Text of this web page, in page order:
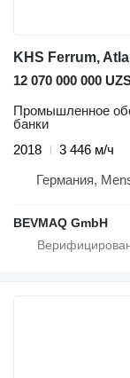
KHS Ferrum,
12 070 000 000
Промышленное
банки
2018
3 446 м/ч
Германия,
BEVMAQ GmbH